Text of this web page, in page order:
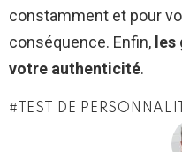
constamment et pour
conséquence. Enfin,
votre authenticité.
TEST DE